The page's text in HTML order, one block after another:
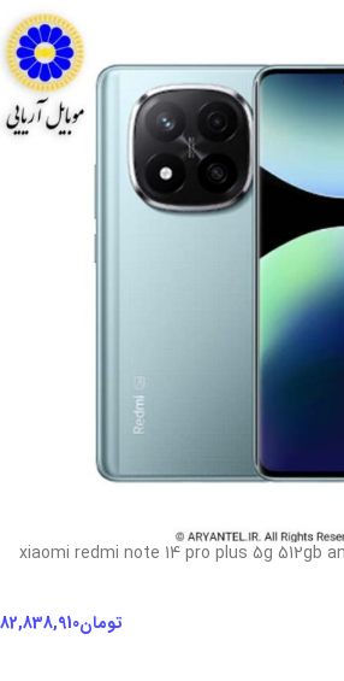
xiaomi redmi note 14 pro plus 5g 512gb
تومان82,838,910